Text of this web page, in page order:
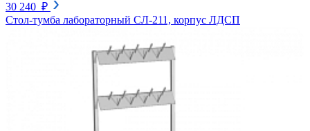
30 240 ₽
Стол-тумба лабораторный СЛ-211, корпус ЛДСП